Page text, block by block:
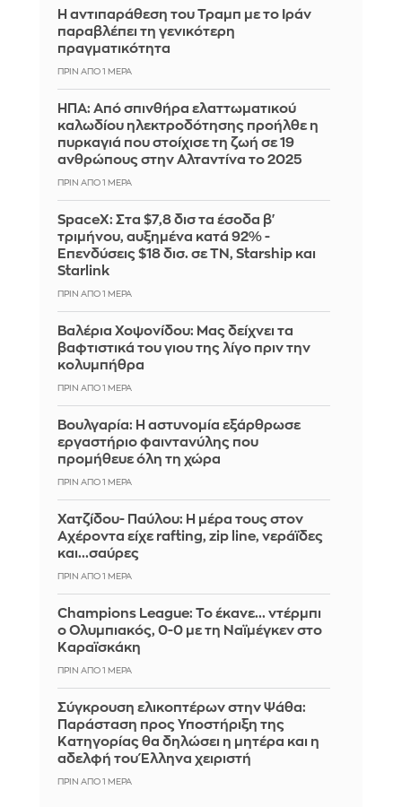
Η αντιπαράθεση του Τραμπ με το Ιράν
παραβλέπει τη γενικότερη
πραγματικότητα
ΠΡΙΝ ΑΠΌ 1 ΜΈΡΑ
ΗΠΑ: Από σπινθήρα ελαττωματικού
καλωδίου ηλεκτροδότησης προήλθε η
πυρκαγιά που στοίχισε τη ζωή σε 19
ανθρώπους στην Αλταντίνα το 2025
ΠΡΙΝ ΑΠΌ 1 ΜΈΡΑ
SpaceX: Στα $7,8 δισ τα έσοδα β'
τριμήνου, αυξημένα κατά 92% -
Επενδύσεις $18 δισ. σε ΤΝ, Starship και
Starlink
ΠΡΙΝ ΑΠΌ 1 ΜΈΡΑ
Βαλέρια Χοψονίδου: Μας δείχνει τα
βαφτιστικά του γιου της λίγο πριν την
κολυμπήθρα
ΠΡΙΝ ΑΠΌ 1 ΜΈΡΑ
Βουλγαρία: Η αστυνομία εξάρθρωσε
εργαστήριο φαιντανύλης που
προμήθευε όλη τη χώρα
ΠΡΙΝ ΑΠΌ 1 ΜΈΡΑ
Χατζίδου- Παύλου: Η μέρα τους στον
Αχέροντα είχε rafting, zip line, νεράϊδες
και...σαύρες
ΠΡΙΝ ΑΠΌ 1 ΜΈΡΑ
Champions League: Το έκανε... ντέρμπι
ο Ολυμπιακός, 0-0 με τη Ναϊμέγκεν στο
Καραϊσκάκη
ΠΡΙΝ ΑΠΌ 1 ΜΈΡΑ
Σύγκρουση ελικοπτέρων στην Ψάθα:
Παράσταση προς Υποστήριξη της
Κατηγορίας θα δηλώσει η μητέρα και η
αδελφή του Έλληνα χειριστή
ΠΡΙΝ ΑΠΌ 1 ΜΈΡΑ